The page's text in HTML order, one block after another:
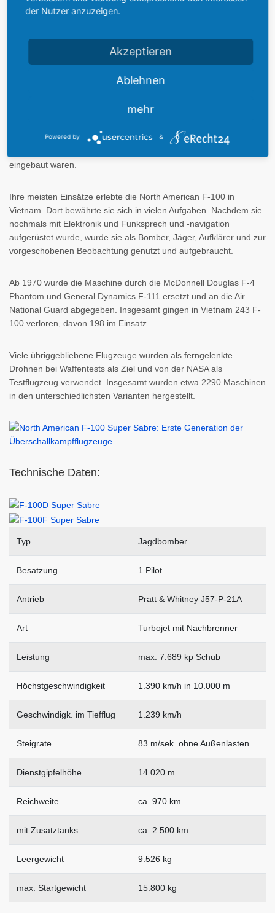
Flugzeuge mit einem Triebwerk.
Die bedeutendste Version war dann dieF-100D, sie hatte völlig
neue Flügel mit geknickter Innenkante und konventionell nach
außen verlegtem Querruder. Auch die Avionik wurde aufgerüstet
mit einem Autopilot und einem Bombenaburfsystem, mit dem
genannte Maschine. Dies war eine 2-sitzige Trainerversion
eingebaut waren.
Ihre meisten Einsätze erlebte die North American F-100 in
Vietnam. Dort bewährte sie sich in vielen Aufgaben. Nachdem sie
nochmals mit Elektronik und Funksprech und -navigation
aufgerüstet wurde, wurde sie als Bomber, Jäger, Aufklärer und zur
vorgeschobenen Beobachtung genutzt und aufgebraucht.
Ab 1970 wurde die Maschine durch die McDonnell Douglas F-4
Phantom und General Dynamics F-111 ersetzt und an die Air
National Guard abgegeben. Insgesamt gingen in Vietnam 243 F-
100 verloren, davon 198 im Einsatz.
Viele übriggebliebene Flugzeuge wurden als ferngelenkte
Drohnen bei Waffentests als Ziel und von der NASA als
Testflugzeug verwendet. Insgesamt wurden etwa 2290 Maschinen
in den unterschiedlichsten Varianten hergestellt.
Technische Daten:
Typ Jagdbomber
Besatzung 1 Pilot
Antrieb Pratt & Whitney J57-P-21A
Art Turbojet mit Nachbrenner
Leistung max. 7.689 kp Schub
Höchstgeschwindigkeit 1.390 km/h in 10.000 m
Geschwindigk. im Tiefflug 1.239 km/h
Steigrate 83 m/sek. ohne Außenlasten
Dienstgipfelhöhe 14.020 m
Reichweite ca. 970 km
mit Zusatztanks ca. 2.500 km
Leergewicht 9.526 kg
max. Startgewicht 15.800 kg
der Nutzer anzuzeigen.
Akzeptieren
Ablehnen
mehr
Powered by &